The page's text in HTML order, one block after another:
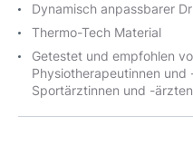
Dynamisch anpassbarer
Thermo-Tech Material
Getestet und empfohlen
Physiotherapeutinnen
Sportärztinnen und -ärzten